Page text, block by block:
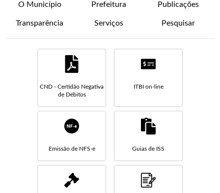
O Município Prefeitura Publicações
Transparência Serviços Pesquisar
CND - Certidão Negativa
de Débitos
ITBI on-line
Emissão de NFS-e Guias de ISS